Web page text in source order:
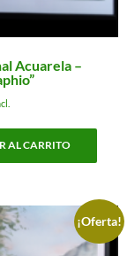
Acuarela –
AL CARRITO
¡Oferta!